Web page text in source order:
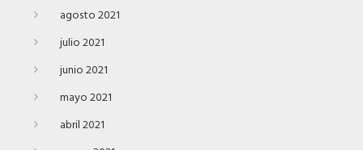
agosto 2021
julio 2021
junio 2021
mayo 2021
abril 2021